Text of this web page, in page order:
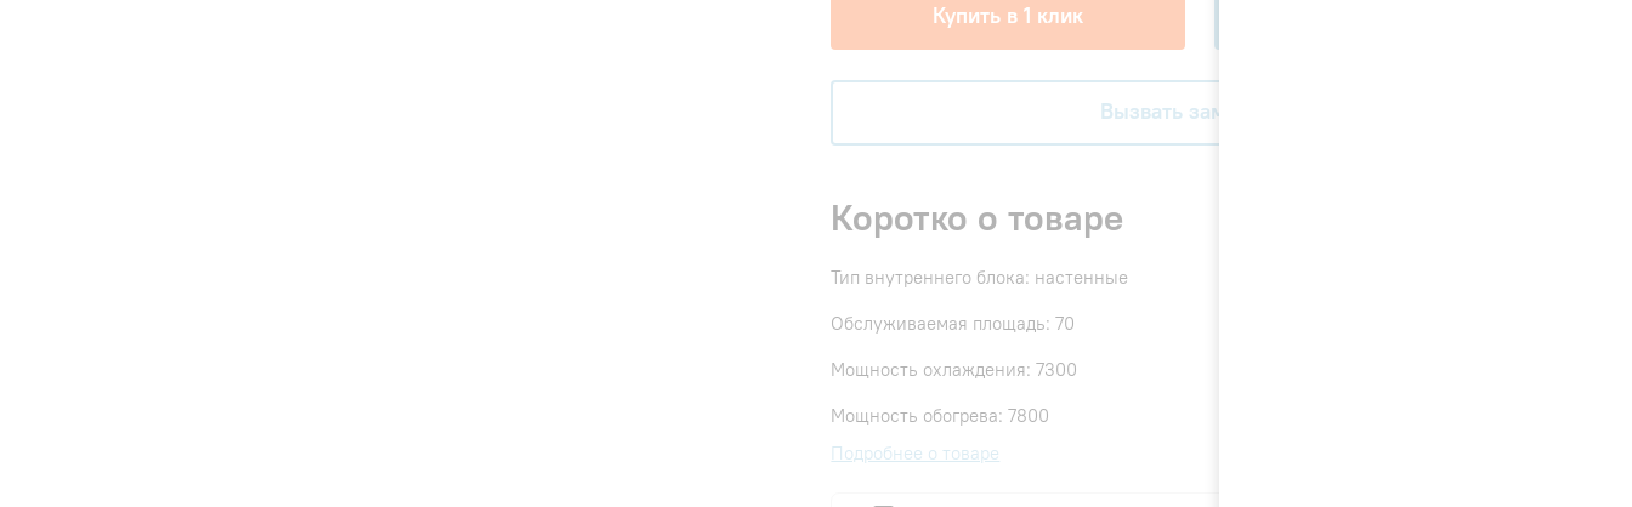
Купить в 1 клик
Вызвать замерщика
Коротко о товаре
Тип внутреннего блока: настенные
Обслуживаемая площадь: 70
Мощность охлаждения: 7300
Мощность обогрева: 7800
Подробнее о товаре